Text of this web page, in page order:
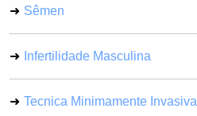
Sêmen
Infertilidade Masculina
Tecnica Minimamente Invasiva